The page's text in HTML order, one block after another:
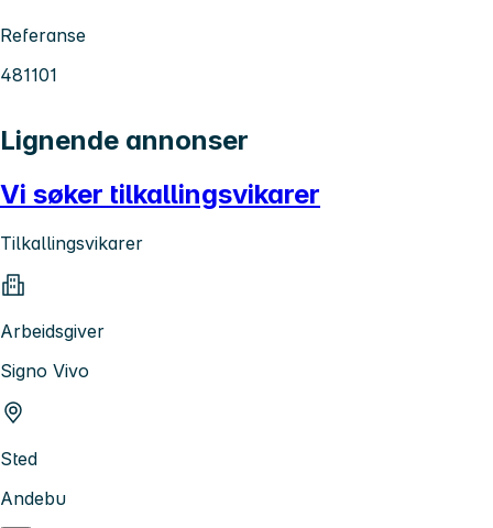
Referanse
481101
Lignende annonser
Vi søker tilkallingsvikarer
Tilkallingsvikarer
Arbeidsgiver
Signo Vivo
Sted
Andebu